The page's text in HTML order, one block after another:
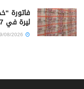
ليرة في 7 أشهر